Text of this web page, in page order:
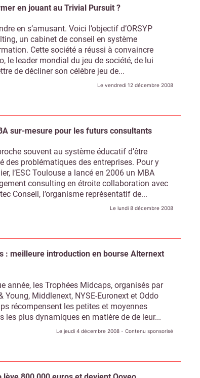
en jouant au Trivial Pursuit ?
en s’amusant. Voici l’objectif d’ORSYP
un cabinet de conseil en système
Cette société a réussi à convaincre
le leader mondial du jeu de société, de lui
de décliner son célèbre jeu de...
Le vendredi 12 décembre 2008
sur-mesure pour les futurs consultants
souvent au système éducatif d’être
des problématiques des entreprises. Pour y
l’ESC Toulouse a lancé en 2006 un MBA
consulting en étroite collaboration avec
Conseil, l’organisme représentatif de...
Le lundi 8 décembre 2008
: meilleure introduction en bourse Alternext
année, les Trophées Midcaps, organisés par
Young, Middlenext, NYSE-Euronext et Oddo
récompensent les petites et moyennes
les plus dynamiques en matière de de leur...
Le jeudi 4 décembre 2008 - Contenu sponsorisé